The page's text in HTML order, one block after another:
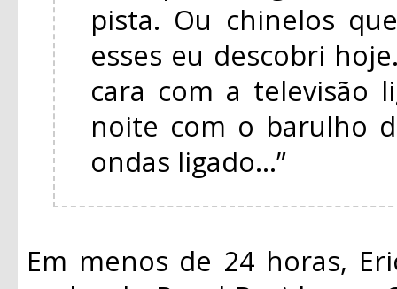
pista. Ou chinelos
esses eu descobri
cara com a televisão
noite com o barulho
ondas ligado...”
Em menos de 24 horas,